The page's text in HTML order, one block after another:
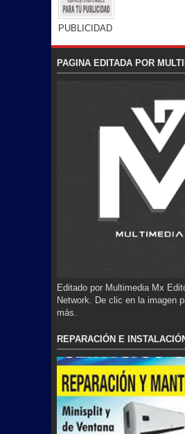
PUBLICIDAD
PAGINA EDITADA POR
Editado por Multimedia Mx
Network. De clic en la imagen
más.
REPARACIÓN E